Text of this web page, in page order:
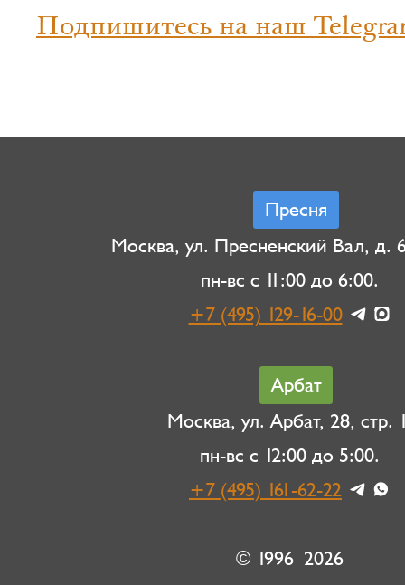
Подпишитесь на наш
Пресня
Москва, ул. Пресненский Вал, д.
пн-вс с 11:00 до 6:00.
+7 (495) 129-16-00
Арбат
Москва, ул. Арбат, 28, стр.
пн-вс с 12:00 до 5:00.
+7 (495) 161-62-22
© 1996–2026